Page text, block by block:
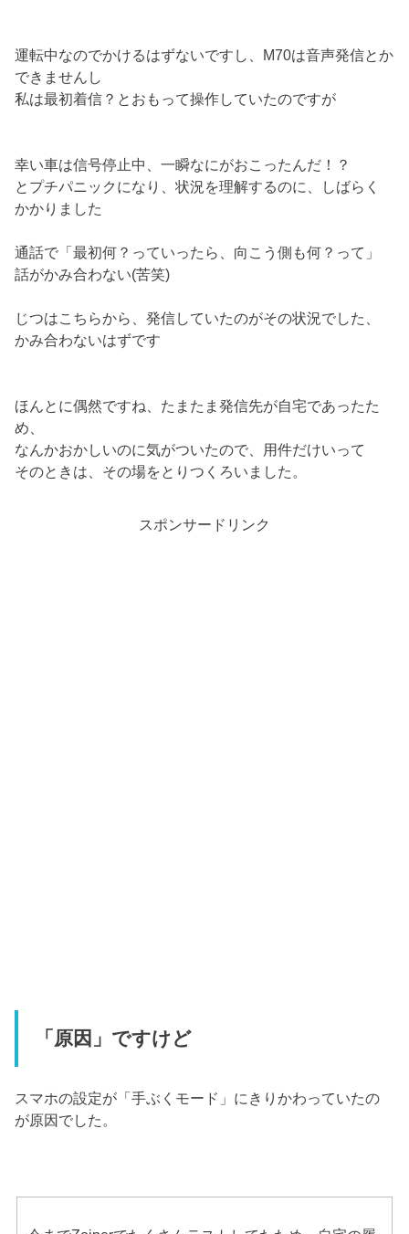
運転中なのでかけるはずないですし、M70は音声発信とか
できませんし
私は最初着信？とおもって操作していたのですが
幸い車は信号停止中、一瞬なにがおこったんだ！？
とプチパニックになり、状況を理解するのに、しばらく
かかりました
通話で「最初何？っていったら、向こう側も何？って」
話がかみ合わない(苦笑)
じつはこちらから、発信していたのがその状況でした、
かみ合わないはずです
ほんとに偶然ですね、たまたま発信先が自宅であったた
め、
なんかおかしいのに気がついたので、用件だけいって
そのときは、その場をとりつくろいました。
スポンサードリンク
「原因」ですけど
スマホの設定が「手ぶくモード」にきりかわっていたの
が原因でした。